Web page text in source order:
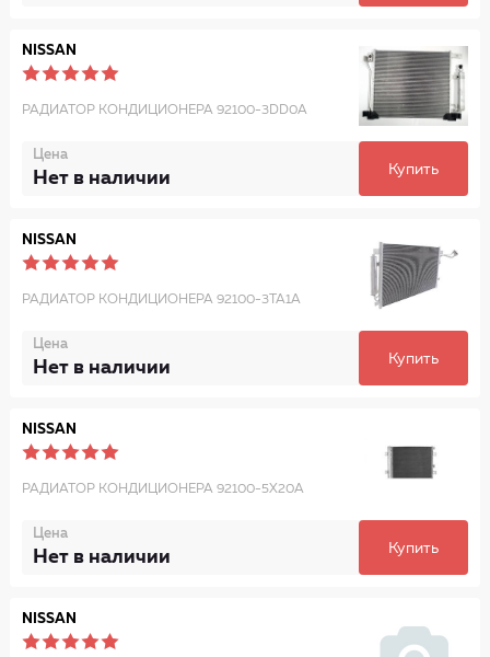
NISSAN
РАДИАТОР КОНДИЦИОНЕРА 92100-3DD0A
Цена
Нет в наличии Купить
NISSAN
РАДИАТОР КОНДИЦИОНЕРА 92100-3TA1A
Цена
Нет в наличии Купить
NISSAN
РАДИАТОР КОНДИЦИОНЕРА 92100-5X20A
Цена
Нет в наличии Купить
NISSAN